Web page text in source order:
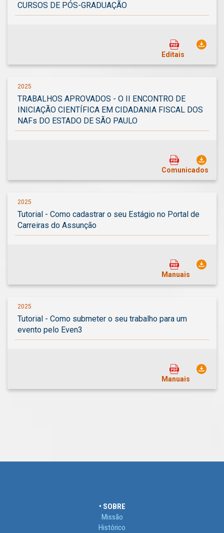
CURSOS DE PÓS-GRADUAÇÃO
Editais
2025
TRABALHOS APROVADOS - O II ENCONTRO DE
INICIAÇÃO CIENTÍFICA EM CIDADANIA FISCAL DOS
NAFs DO ESTADO DE SÃO PAULO
Comunicados
2025
Tutorial - Como cadastrar o seu Estágio no Portal de
Carreiras do Assunção
Manuais
2025
Tutorial - Como submeter o seu trabalho para um
evento pelo Even3
Manuais
• SOBRE
Missão
Histórico